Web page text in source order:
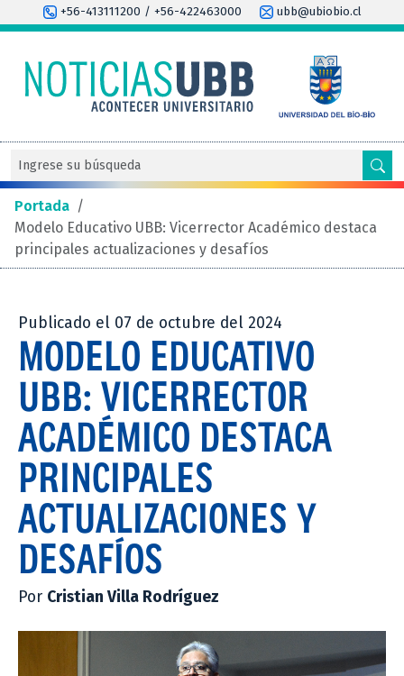
+56-413111200 / +56-422463000 ubb@ubiobio.cl
Portada /
Modelo Educativo UBB: Vicerrector Académico destaca
principales actualizaciones y desafíos
Publicado el 07 de octubre del 2024
MODELO EDUCATIVO
UBB: VICERRECTOR
ACADÉMICO DESTACA
PRINCIPALES
ACTUALIZACIONES Y
DESAFÍOS
Por Cristian Villa Rodríguez